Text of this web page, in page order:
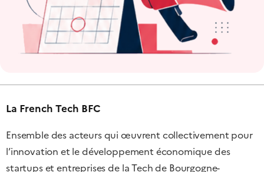
La French Tech BFC
Ensemble des acteurs qui œuvrent collectivement pour
l’innovation et le développement économique des
startups et entreprises de la Tech de Bourgogne-